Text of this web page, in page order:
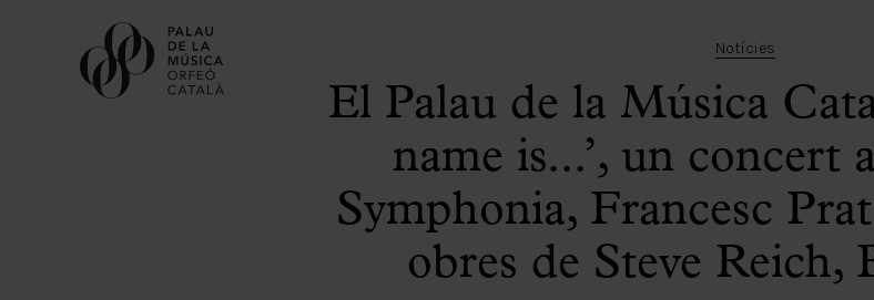
Notícies
El Palau de la Música
name is...’, un concert
Symphonia, Francesc
obres de Steve Reich,